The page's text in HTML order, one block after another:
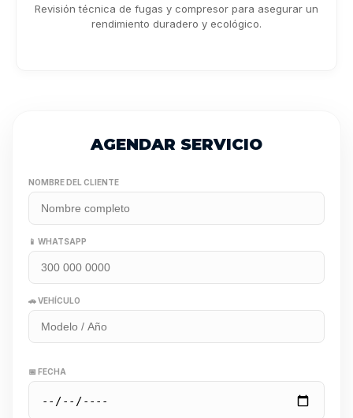
Revisión técnica de fugas y compresor para asegurar un
rendimiento duradero y ecológico.
AGENDAR SERVICIO
NOMBRE DEL CLIENTE
📱 WHATSAPP
🚗 VEHÍCULO
📅 FECHA